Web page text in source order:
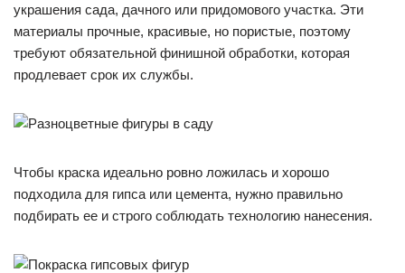
украшения сада, дачного или придомового участка. Эти
материалы прочные, красивые, но пористые, поэтому
требуют обязательной финишной обработки, которая
продлевает срок их службы.
Чтобы краска идеально ровно ложилась и хорошо
подходила для гипса или цемента, нужно правильно
подбирать ее и строго соблюдать технологию нанесения.